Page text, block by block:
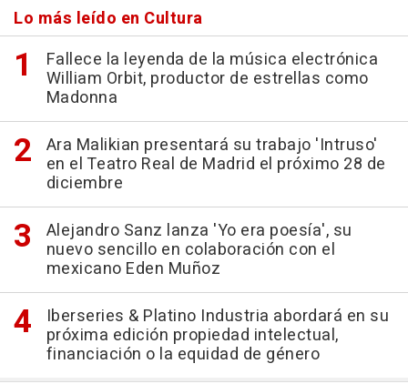
Lo más leído en Cultura
Fallece la leyenda de la música electrónica
William Orbit, productor de estrellas como
Madonna
Ara Malikian presentará su trabajo 'Intruso'
en el Teatro Real de Madrid el próximo 28 de
diciembre
Alejandro Sanz lanza 'Yo era poesía', su
nuevo sencillo en colaboración con el
mexicano Eden Muñoz
Iberseries & Platino Industria abordará en su
próxima edición propiedad intelectual,
financiación o la equidad de género